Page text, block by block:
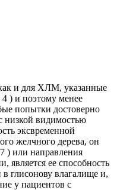
как и для ХЛМ, указанные
) и поэтому менее
попытки достоверно
низкой видимостью
эксвременной
желчного дерева, он
) или направления
является ее способность
глисонову влагалище и,
у пациентов с